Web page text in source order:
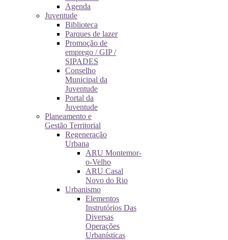
Agenda
Juventude
Biblioteca
Parques de lazer
Promoção de
emprego / GIP /
SIPADES
Conselho
Municipal da
Juventude
Portal da
Juventude
Planeamento e
Gestão Territorial
Regeneração
Urbana
ARU Montemor-
o-Velho
ARU Casal
Novo do Rio
Urbanismo
Elementos
Instrutórios Das
Diversas
Operações
Urbanísticas